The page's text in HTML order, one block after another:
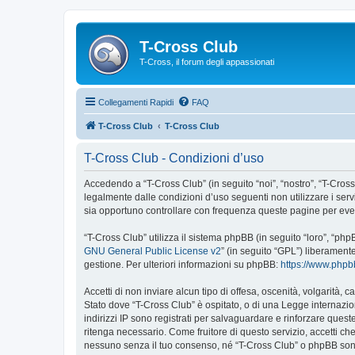
T-Cross Club
T-Cross, il forum degli appassionati
Collegamenti Rapidi FAQ
T-Cross Club T-Cross Club
T-Cross Club - Condizioni d’uso
Accedendo a “T-Cross Club” (in seguito “noi”, “nostro”, “T-
legalmente dalle condizioni d’uso seguenti non utilizzare i
sia opportuno controllare con frequenza queste pagine per
“T-Cross Club” utilizza il sistema phpBB (in seguito “loro”,
GNU General Public License v2” (in seguito “GPL”)
gestione. Per ulteriori informazioni su phpBB: https://
Accetti di non inviare alcun tipo di offesa, oscenità, volgarità,
Stato dove “T-Cross Club” è ospitato, o di una Legge
indirizzi IP sono registrati per salvaguardare e rinforzare
ritenga necessario. Come fruitore di questo servizio, accetti
nessuno senza il tuo consenso, né “T-Cross Club” o phpBB